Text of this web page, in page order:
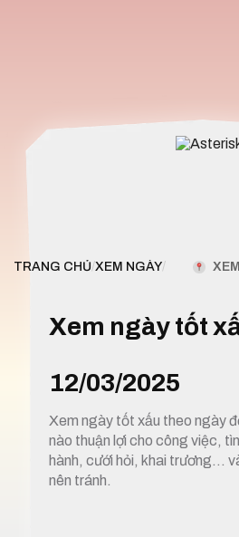
TRANG CHỦ/XEM NGÀY/
Xem ngày tốt
12/03/2025
Xem ngày tốt xấu theo ngày
nào thuận lợi cho công việc,
hành, cưới hỏi, khai trương…
nên tránh.